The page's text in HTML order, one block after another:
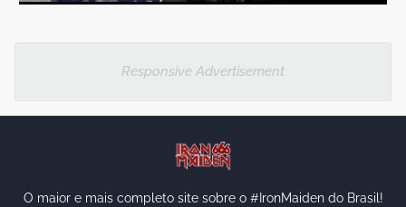
Responsive Advertisement
O maior e mais completo site sobre o #IronMaiden do Brasil!